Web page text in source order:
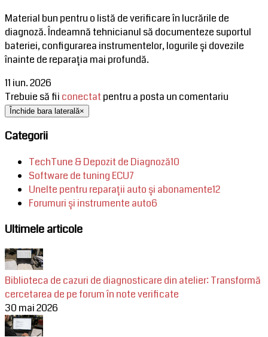
Material bun pentru o listă de verificare în lucrările de
diagnoză. Îndeamnă tehnicianul să documenteze suportul
bateriei, configurarea instrumentelor, logurile și dovezile
înainte de reparația mai profundă.
11 iun. 2026
Trebuie să fii conectat pentru a posta un comentariu
Închide bara laterală×
Categorii
TechTune & Depozit de Diagnoză10
Software de tuning ECU7
Unelte pentru reparații auto și abonamente12
Forumuri și instrumente auto6
Ultimele articole
Biblioteca de cazuri de diagnosticare din atelier: Transformă
cercetarea de pe forum în note verificate
30 mai 2026